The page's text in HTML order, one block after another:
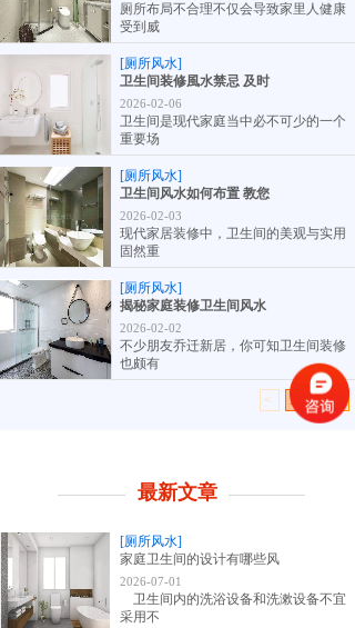
厕所布局不合理不仅会导致家里人健康
受到威
[厕所风水]
卫生间装修風水禁忌 及时
2026-02-06
卫生间是现代家庭当中必不可少的一个
重要场
[厕所风水]
卫生间风水如何布置 教您
2026-02-03
现代家居装修中，卫生间的美观与实用
固然重
[厕所风水]
揭秘家庭装修卫生间风水
2026-02-02
不少朋友乔迁新居，你可知卫生间装修
也颇有
< 1 2
最新文章
[厕所风水]
家庭卫生间的设计有哪些风
2026-07-01
卫生间内的洗浴设备和洗漱设备不宜
采用不